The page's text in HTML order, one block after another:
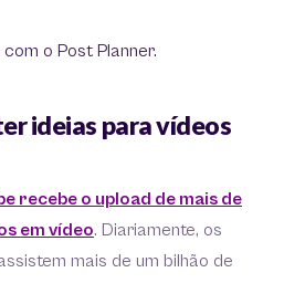
o Post Planner.
ideias para vídeos
recebe o upload de mais de
em vídeo. Diariamente, os
mais de um bilhão de